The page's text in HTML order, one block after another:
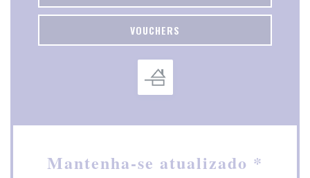
VOUCHERS
Mantenha-se atualizado *